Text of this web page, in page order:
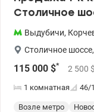
Столичное
Выдубичи,
Столичное шоссе,
115 000 $* 2 500 $
1 комнатная 46/
Возле метро